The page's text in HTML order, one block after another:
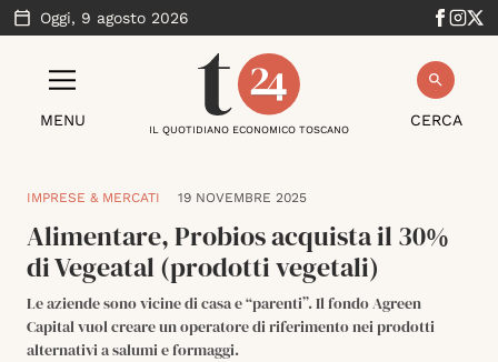
Oggi, 9 agosto 2026
MENU CERCA
IL QUOTIDIANO ECONOMICO TOSCANO
IMPRESE & MERCATI 19 NOVEMBRE 2025
Alimentare, Probios acquista il 30%
di Vegeatal (prodotti vegetali)
Le aziende sono vicine di casa e “parenti”. Il fondo Agreen
Capital vuol creare un operatore di riferimento nei prodotti
alternativi a salumi e formaggi.